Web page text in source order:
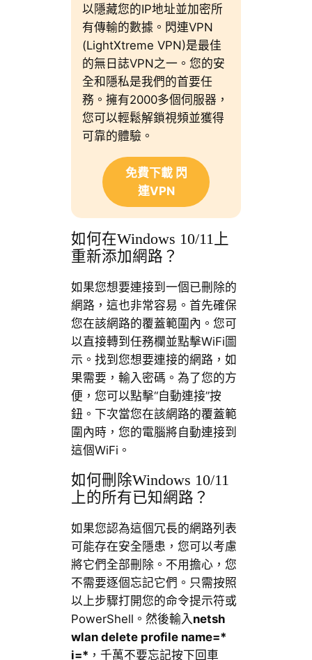
以隱藏您的IP地址並加密所
有傳輸的數據。閃連VPN
(LightXtreme VPN)是最佳
的無日誌VPN之一。您的安
全和隱私是我們的首要任
務。擁有2000多個伺服器，
您可以輕鬆解鎖視頻並獲得
可靠的體驗。
免費下載 閃
連VPN
如何在Windows 10/11上
重新添加網路？
如果您想要連接到一個已刪除的
網路，這也非常容易。首先確保
您在該網路的覆蓋範圍內。您可
以直接轉到任務欄並點擊WiFi圖
示。找到您想要連接的網路，如
果需要，輸入密碼。為了您的方
便，您可以點擊“自動連接”按
鈕。下次當您在該網路的覆蓋範
圍內時，您的電腦將自動連接到
這個WiFi。
如何刪除Windows 10/11
上的所有已知網路？
如果您認為這個冗長的網路列表
可能存在安全隱患，您可以考慮
將它們全部刪除。不用擔心，您
不需要逐個忘記它們。只需按照
以上步驟打開您的命令提示符或
PowerShell。然後輸入 netsh
wlan delete profile name=*
i=* ，千萬不要忘記按下回車